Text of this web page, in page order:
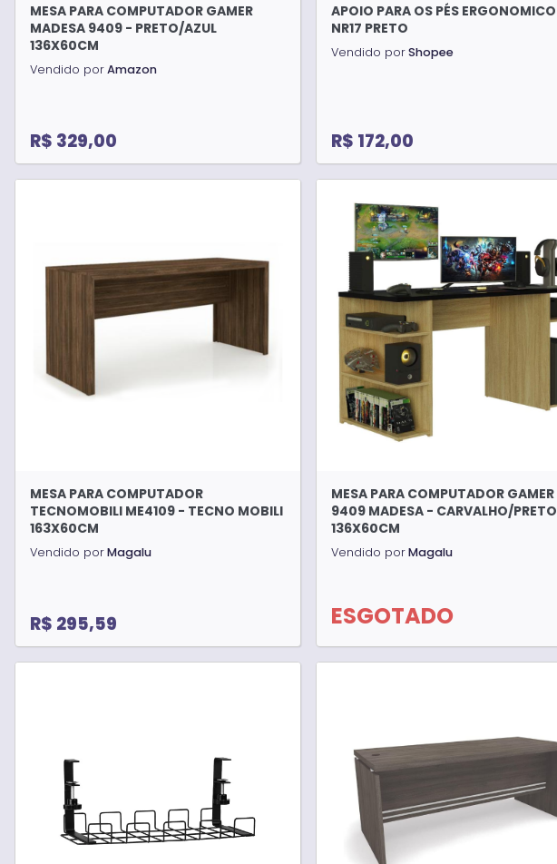
MESA PARA COMPUTADOR GAMER
MADESA 9409 - PRETO/AZUL
136X60CM
Vendido porAmazon
R$ 329,00
APOIO PARA OS PÉS ERGONOMICO
NR17 PRETO
Vendido porShopee
R$ 172,00
MESA PARA COMPUTADOR
TECNOMOBILI ME4109 - TECNO MOBILI
163X60CM
Vendido porMagalu
R$ 295,59
MESA PARA COMPUTADOR GAMER
9409 MADESA - CARVALHO/PRETO
136X60CM
Vendido porMagalu
ESGOTADO